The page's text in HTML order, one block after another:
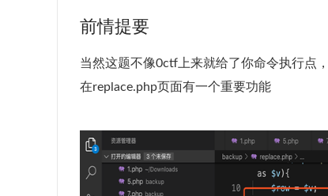
前情提要
当然这题不像0ctf上来就给了你命令执行点
在replace.php页面有一个重要功能